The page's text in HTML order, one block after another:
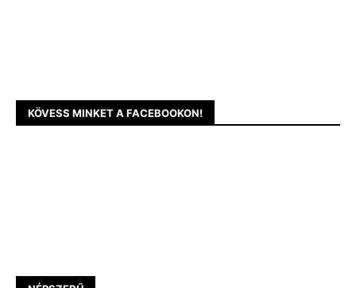
KÖVESS MINKET A FACEBOOKON!